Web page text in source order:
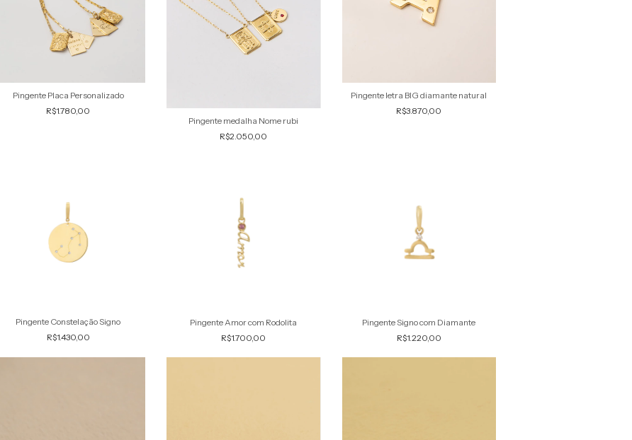
Pingente Placa Personalizado
R$1.780,00
Pingente medalha Nome rubi
R$2.050,00
Pingente letra BIG diamante natural
R$3.870,00
Pingente Constelação Signo
R$1.430,00
Pingente Amor com Rodolita
R$1.700,00
Pingente Signo com Diamante
R$1.220,00